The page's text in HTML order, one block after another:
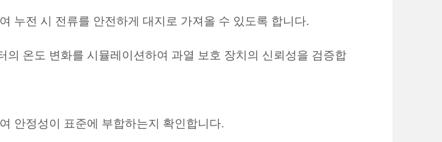
누전 시 전류를 안전하게 대지로 가져올 수 있도록 합니다.
온도 변화를 시뮬레이션하여 과열 보호 장치의 신뢰성을 검증합
안정성이 표준에 부합하는지 확인합니다.